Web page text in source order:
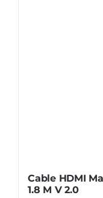
Cable HDMI
1.8 M V 2.0